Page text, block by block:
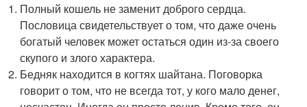
Полный кошель не заменит доброго сердца.
Пословица свидетельствует о том, что даже очень
богатый человек может остаться один из-за своего
скупого и злого характера.
Бедняк находится в когтях шайтана. Поговорка
говорит о том, что не всегда тот, у кого мало денег,